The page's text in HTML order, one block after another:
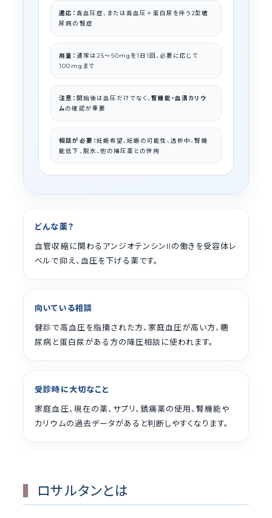
適応： 高血圧症、または高血圧＋蛋白尿を伴う2型糖
尿病の腎症
用量： 通常は25〜50mg を1 日1回、必要に応じて
100mg まで
注意： 開始後は血圧だけでなく、 腎機能・血清カリウ
ムの確認が重要
相談が必要：妊娠希望、妊娠の可能性、透析中、腎機
能低下、脱水、他の降圧薬との併用
どんな薬？
血管収縮に関わるアンジオテンシンIIの働きを受容体レ
ベルで抑え、血圧を下げる薬です。
向いている相談
健診で高血圧を指摘された方、家庭血圧が高い方、糖
尿病と蛋白尿がある方の降圧相談に使われます。
受診時に大切なこと
家庭血圧、現在の薬、サプリ、鎮痛薬の使用、腎機能や
カリウムの過去データがあると判断しやすくなります。
ロサルタンとは